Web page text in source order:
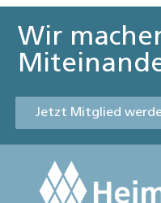
Wir
Jetzt Mitglied